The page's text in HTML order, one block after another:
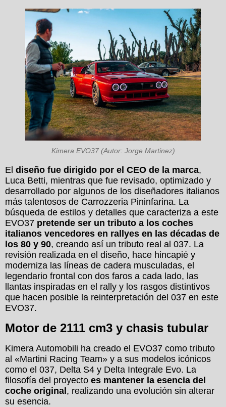
Kimera EVO37 (Autor: Jorge Martinez)
El diseño fue dirigido por el CEO de la marca,
Luca Betti, mientras que fue revisado, optimizado y
desarrollado por algunos de los diseñadores italianos
más talentosos de Carrozzeria Pininfarina. La
búsqueda de estilos y detalles que caracteriza a este
EVO37 pretende ser un tributo a los coches
italianos vencedores en rallyes en las décadas de
los 80 y 90, creando así un tributo real al 037. La
revisión realizada en el diseño, hace hincapié y
moderniza las líneas de cadera musculadas, el
legendario frontal con dos faros a cada lado, las
llantas inspiradas en el rally y los rasgos distintivos
que hacen posible la reinterpretación del 037 en este
EVO37.
Motor de 2111 cm3 y chasis tubular
Kimera Automobili ha creado el EVO37 como tributo
al «Martini Racing Team» y a sus modelos icónicos
como el 037, Delta S4 y Delta Integrale Evo. La
filosofía del proyecto es mantener la esencia del
coche original, realizando una evolución sin alterar
su esencia.